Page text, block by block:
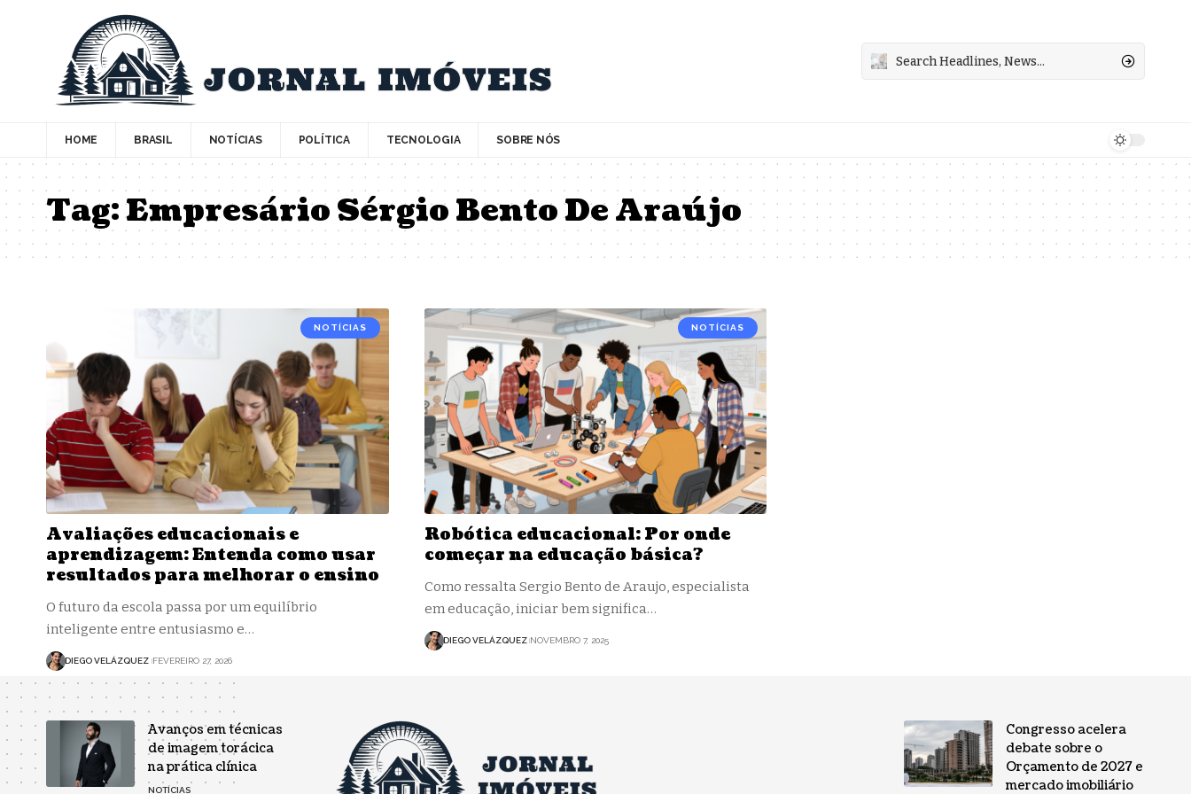
HOME BRASIL NOTÍCIAS POLÍTICA TECNOLOGIA SOBRE NÓS
Tag:Empresário Sérgio Bento De Araújo
NOTÍCIAS
Avaliações educacionais e
aprendizagem: Entenda como usar
resultados para melhorar o ensino
O futuro da escola passa por um equilíbrio
inteligente entre entusiasmo e…
DIEGO VELÁZQUEZ FEVEREIRO 27, 2026
NOTÍCIAS
Robótica educacional: Por onde
começar na educação básica?
Como ressalta Sergio Bento de Araujo, especialista
em educação, iniciar bem significa…
DIEGO VELÁZQUEZ NOVEMBRO 7, 2025
Avanços em técnicas
de imagem torácica
na prática clínica
NOTÍCIAS
Congresso acelera
debate sobre o
Orçamento de 2027 e
mercado imobiliário